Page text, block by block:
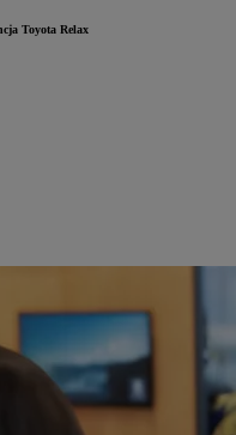
Toyota Relax